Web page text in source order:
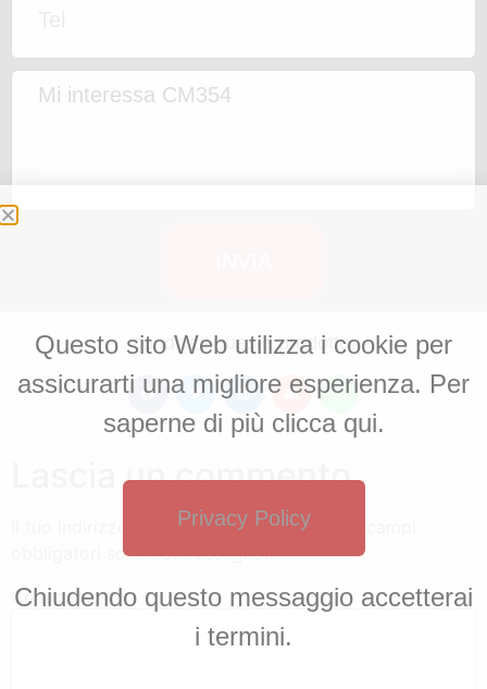
condividi questo prodotto:
Lascia un commento
Il tuo indirizzo email non sarà pubblicato.
obbligatori sono contrassegnati*
Commento*
Questo sito Web utilizza i cookie per
assicurarti una migliore esperienza. Per
saperne di più clicca qui.
Privacy Policy
Chiudendo questo messaggio accetterai
i termini.